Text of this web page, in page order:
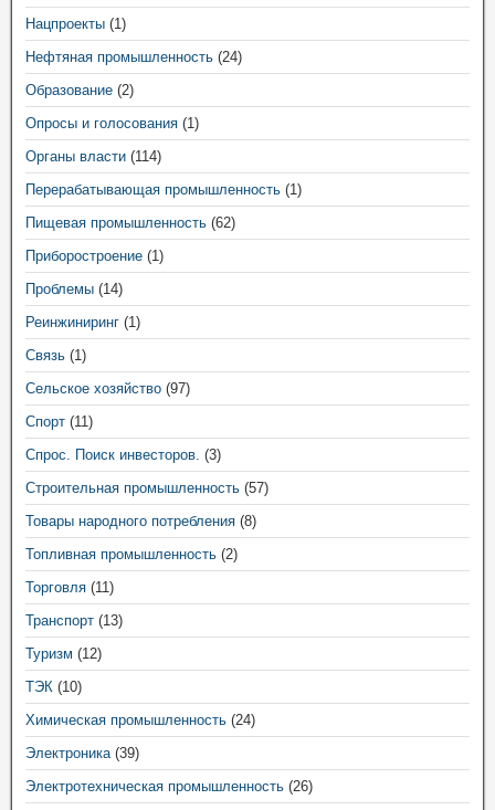
Нацпроекты (1)
Нефтяная промышленность (24)
Образование (2)
Опросы и голосования (1)
Органы власти (114)
Перерабатывающая промышленность (1)
Пищевая промышленность (62)
Приборостроение (1)
Проблемы (14)
Реинжиниринг (1)
Связь (1)
Сельское хозяйство (97)
Спорт (11)
Спрос. Поиск инвесторов. (3)
Строительная промышленность (57)
Товары народного потребления (8)
Топливная промышленность (2)
Торговля (11)
Транспорт (13)
Туризм (12)
ТЭК (10)
Химическая промышленность (24)
Электроника(39)
Электротехническая промышленность (26)